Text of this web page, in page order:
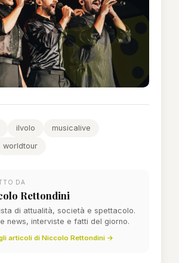
ilvolo
musicalive
worldtour
DA
Rettondini
di attualità, società e spettacolo.
news, interviste e fatti del giorno.
articoli di Niccolo Rettondini →